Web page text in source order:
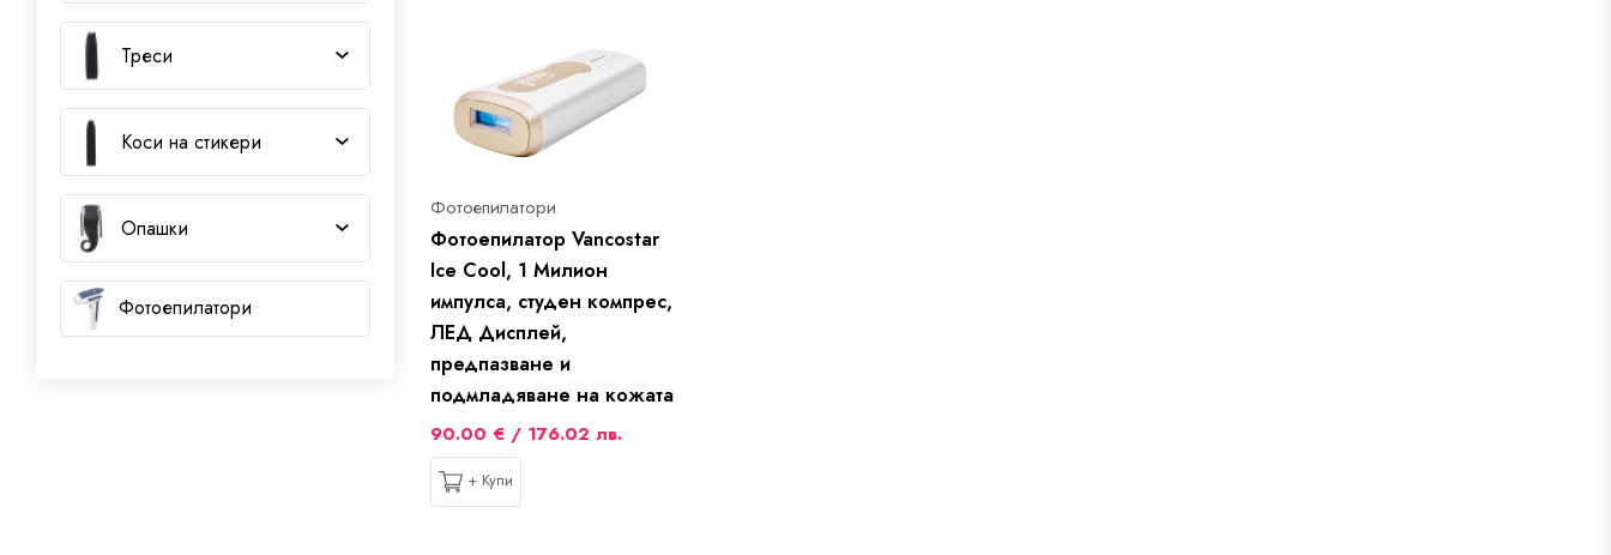
Треси
Коси на стикери
Опашки
Фотоепилатори
Фотоепилатори
Фотоепилатор Vancostar
Ice Cool, 1 Милион
импулсa, студен компрес,
ЛЕД Дисплей,
предпазване и
подмладяване на кожата
90.00 € / 176.02 лв.
+ Купи